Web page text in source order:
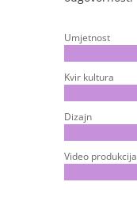
Umjetnost
Kvir kultura
Dizajn
Video produkcija